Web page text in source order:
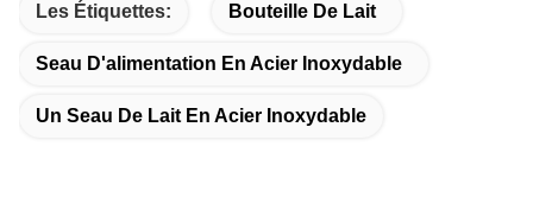
Les Étiquettes: Bouteille De Lait
Seau D'alimentation En Acier Inoxydable
Un Seau De Lait En Acier Inoxydable